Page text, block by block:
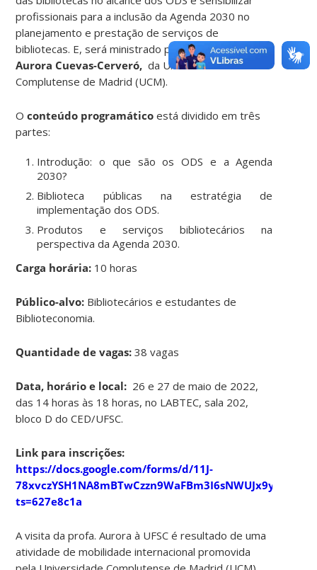
profissionais para a inclusão da Agenda 2030 no
planejamento e prestação de serviços de
bibliotecas. E, será ministrado pela professoraDra.
Aurora Cuevas-Cerveró, da Universidade
Complutense de Madrid (UCM).
Oconteúdo programático está dividido em três
partes:
Introdução: o que são os ODS e a Agenda
2030?
Biblioteca públicas na estratégia de
implementação dos ODS.
Produtos e serviços bibliotecários na
perspectiva da Agenda 2030.
Carga horária: 10 horas
Público-alvo: Bibliotecários e estudantes de
Biblioteconomia.
Quantidade de vagas:38 vagas
Data, horário e local: 26 e 27 de maio de 2022,
das 14 horas às 18 horas, no LABTEC, sala 202,
bloco D do CED/UFSC.
Link para inscrições:
https://docs.google.com/forms/d/11J-
78xvczYSH1NA8mBTwCzzn9WaFBm3I6sNWUJx9yck/
ts=627e8c1a
A visita da profa. Aurora à UFSC é resultado de uma
atividade de mobilidade internacional promovida